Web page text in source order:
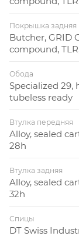
Покрышка задняя
Butcher, GRID
compound,
Обода
Specialized 29,
tubeless ready
Втулка передняя
Alloy, sealed
28h
Втулка задняя
Alloy, sealed
32h
Спицы
DT Swiss